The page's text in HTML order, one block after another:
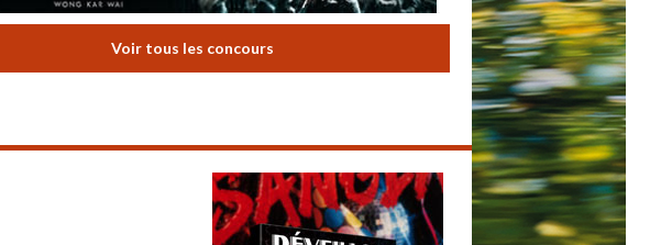
Voir tous les concours